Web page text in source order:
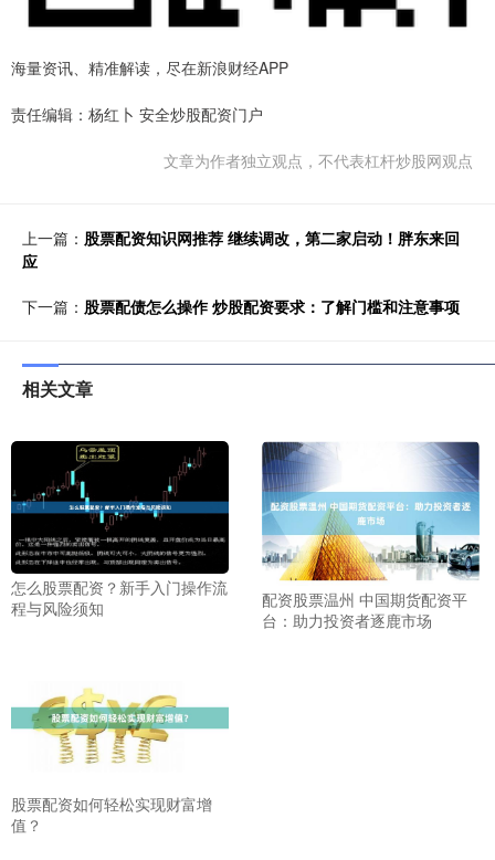
海量资讯、精准解读，尽在新浪财经APP
责任编辑：杨红卜 安全炒股配资门户
文章为作者独立观点，不代表杠杆炒股网观点
上一篇： 股票配资知识网推荐 继续调改，第二家启动！胖东来回
应
下一篇： 股票配债怎么操作 炒股配资要求：了解门槛和注意事项
相关文章
怎么股票配资？新手入门操作流
程与风险须知
配资股票温州 中国期货配资平
台：助力投资者逐鹿市场
股票配资如何轻松实现财富增
值？